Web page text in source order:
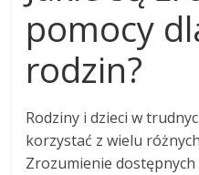
pomocy
rodzin?
Rodziny i dzieci w
korzystać z wielu
Zrozumienie